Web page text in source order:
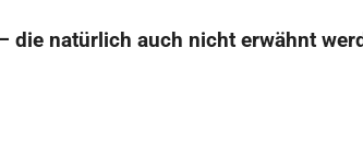
die natürlich auch nicht erwähnt